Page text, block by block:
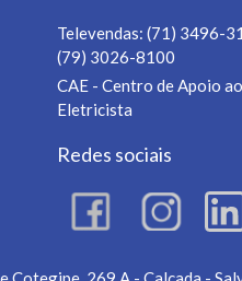
Televendas: (71) 3496-
(79) 3026-8100
CAE - Centro de Apoio ao
Eletricista
Redes sociais